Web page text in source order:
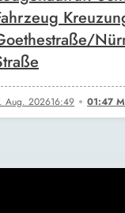
Aug. 202616:49 01:47